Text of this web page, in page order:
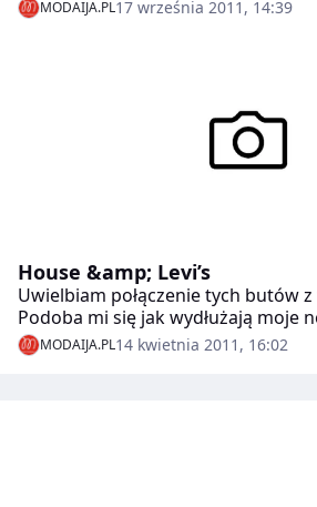
jesienno-zimowej kolekcji HOUSE.
MODAIJA.PL17 września 2011, 14:39
House &amp; Levi’s
Uwielbiam połączenie tych butów
Podoba mi się jak wydłużają moje
Was mylą te spodnie z legginsami
że to są spodnie 🙂
MODAIJA.PL14 kwietnia 2011, 16:02